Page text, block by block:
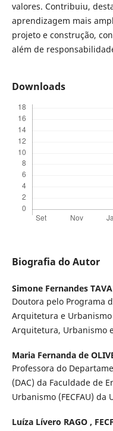
valores. Contribuiu,
aprendizagem mais
projeto e construção,
além de
Downloads
Biografia do Autor
Simone Fernandes
Doutora pelo Programa
Arquitetura e Urbanismo
Arquitetura, Urbanismo
Maria Fernanda de
Professora do
(DAC) da Faculdade de
Urbanismo (FECFAU) da
Luíza Lívero RAGO ,